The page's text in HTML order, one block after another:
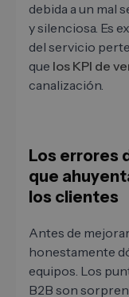
debida a un mal
y silenciosa. Es
del servicio
que los KPI de
canalización.
Los errores
que
los clientes
Antes de
honestamente
equipos. Los
B2B son